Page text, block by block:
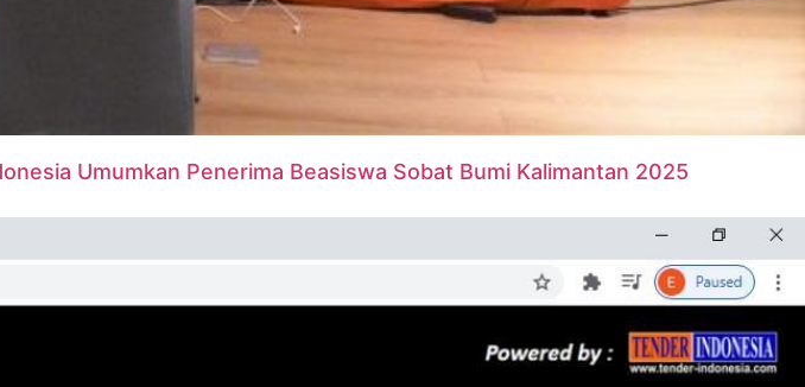
Umumkan Penerima Beasiswa Sobat Bumi Kalimantan 2025